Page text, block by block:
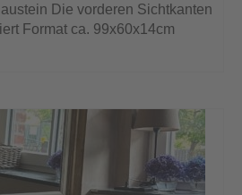
Die vorderen Sichtkanten
Format ca. 99x60x14cm